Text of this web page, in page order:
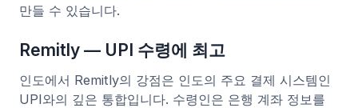
만들 수 있습니다.
Remitly — UPI 수령에 최고
인도에서 Remitly의 강점은 인도의 주요 결제 시스템인
UPI와의 깊은 통합입니다. 수령인은 은행 계좌 정보를